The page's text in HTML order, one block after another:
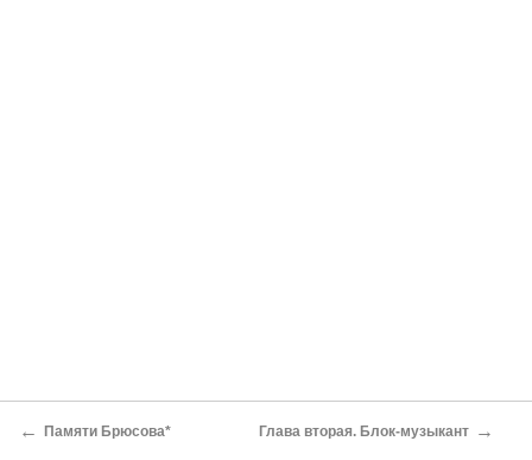
← Памяти Брюсова* Глава вторая. Блок-музыкант →